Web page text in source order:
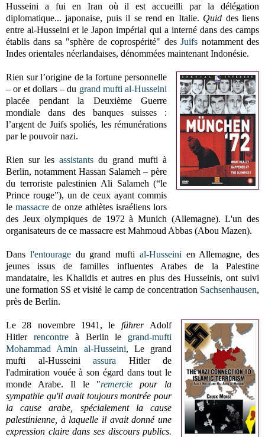
Husseini a fui en Iran où il est accueilli par la délégation
diplomatique... japonaise, puis il se rend en Italie. Quid des liens
entre al-Husseini et le Japon impérial qui a interné dans des camps
établis dans sa "sphère de coprospérité" desJuifs notamment des
Indes orientales néerlandaises, dénommées maintenant Indonésie.
Rien sur l’origine de la fortune personnelle
– or et dollars – du grand mufti al-Husseini
placée pendant la Deuxième Guerre
mondiale dans des banques suisses :
l’argent de Juifs spoliés, les rémunérations
par le pouvoir nazi.
Rien sur lesassistants du grand mufti à
Berlin, notamment Hassan Salameh – père
du terroriste palestinien Ali Salameh (“le
Prince rouge”), un de ceux ayant commis
lemassacre de onze athlètes israéliens lors
des Jeux olympiques de 1972 à Munich (Allemagne). L'un des
organisateurs de ce massacre est Mahmoud Abbas (Abou Mazen).
Dans l'entouragedu grand mufti al-Husseini en Allemagne, des
jeunes issus de familles influentes Arabes de la Palestine
mandataire, les Khalidis et autres en plus des Husseinis, ont suivi
une formation SS et visité le camp de concentration Sachsenhausen,
près de Berlin.
Le 28 novembre 1941, le führerAdolf
Hitler rencontreà Berlin le grand-mufti
Mohammad Amin al-Husseini, Le grand
mufti al-Husseiniassura Hitler de
l'admiration vouée à son égard dans tout le
monde Arabe. Il le "remerciepour la
sympathie qu'il avait toujours montrée pour
la cause arabe, spécialement la cause
palestinienne, à laquelle il avait donné une
expression claire dans ses discours publics.